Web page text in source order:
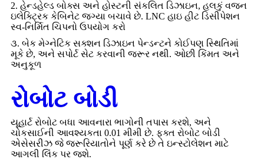
2. હેન્ડહેલ્ડ બોક્સ અને હોસ્ટની સંકલિત ડિઝાઇન, હલકું વજન
ઇલેક્ટ્રિક કેબિનેટ જગ્યા બચાવે છે. LNC હાઇ હીટ ડિસીપેશન
સ્વ-નિર્મિત ચિપનો ઉપયોગ કરો
૩. બેક મેગ્નેટિક સક્શન ડિઝાઇન પેન્ડન્ટને કોઈપણ સ્થિતિમાં
મૂકે છે, અને સપોર્ટ સેટ કરવાની જરૂર નથી. ઓછી કિંમત અને
અનુકૂળ
રોબોટ બોડી
યૂહાર્ટ રોબોટ બધા આવનારા ભાગોની તપાસ કરશે, અને
ચોકસાઈની આવશ્યકતા 0.01 મીમી છે. ફક્ત રોબોટ બોડી
એસેસરીઝ જે જરૂરિયાતોને પૂર્ણ કરે છે તે ઇન્સ્ટોલેશન માટે
આગલી લિંક પર જશે.